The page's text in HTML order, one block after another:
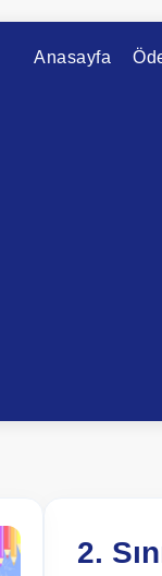
Anasayfa
2.